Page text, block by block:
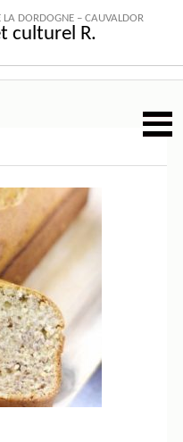
LA DORDOGNE – CAUVALDOR
culturel R.